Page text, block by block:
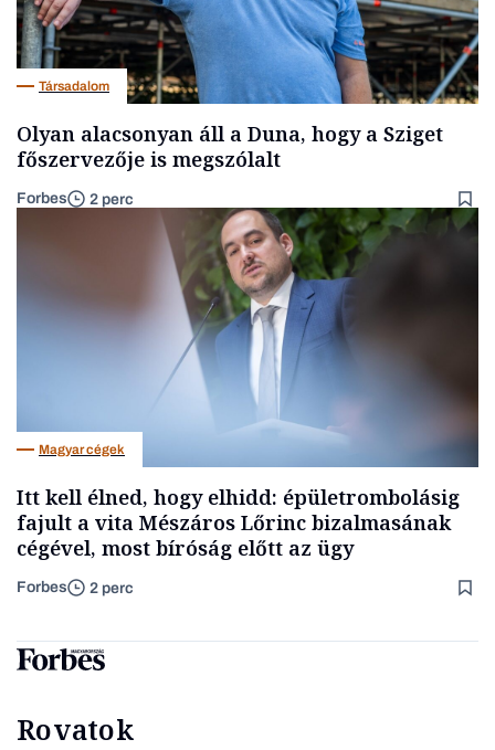
Társadalom
Olyan alacsonyan áll a Duna, hogy a Sziget
főszervezője is megszólalt
Forbes 2 perc
Magyar cégek
Itt kell élned, hogy elhidd: épületrombolásig
fajult a vita Mészáros Lőrinc bizalmasának
cégével, most bíróság előtt az ügy
Forbes 2 perc
Rovatok